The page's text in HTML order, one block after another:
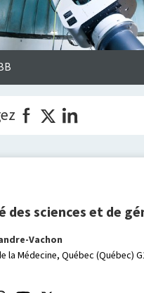
des sciences et de
Vachon
la Médecine, Québec (Québec)